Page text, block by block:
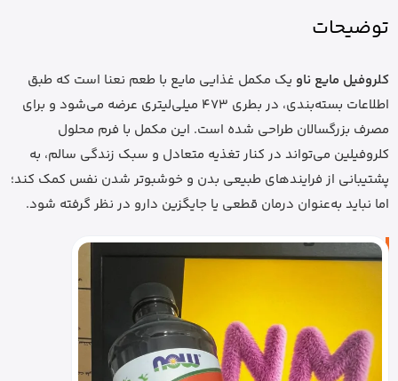
توضیحات
کلروفیل مایع ناو یک مکمل غذایی مایع با طعم نعنا است که طبق
اطلاعات بسته‌بندی، در بطری 473 میلی‌لیتری عرضه می‌شود و برای
مصرف بزرگسالان طراحی شده است. این مکمل با فرم محلول
کلروفیلین می‌تواند در کنار تغذیه متعادل و سبک زندگی سالم، به
پشتیبانی از فرایندهای طبیعی بدن و خوشبوتر شدن نفس کمک کند؛
اما نباید به‌عنوان درمان قطعی یا جایگزین دارو در نظر گرفته شود.